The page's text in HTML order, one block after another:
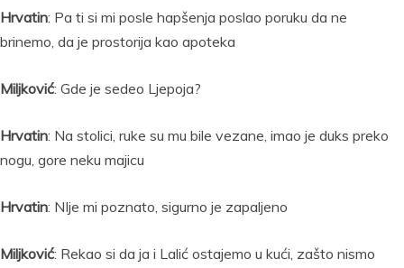
Hrvatin: Pa ti si mi posle hapšenja poslao poruku da ne
brinemo, da je prostorija kao apoteka
Miljković: Gde je sedeo Ljepoja?
Hrvatin: Na stolici, ruke su mu bile vezane, imao je duks preko
nogu, gore neku majicu
Hrvatin: NIje mi poznato, sigurno je zapaljeno
Miljković: Rekao si da ja i Lalić ostajemo u kući, zašto nismo